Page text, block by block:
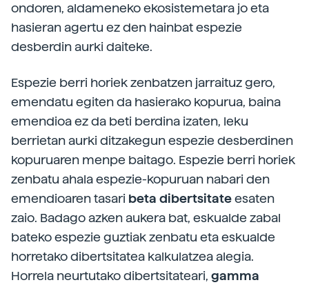
ondoren, aldameneko ekosistemetara jo eta
hasieran agertu ez den hainbat espezie
desberdin aurki daiteke.
Espezie berri horiek zenbatzen jarraituz gero,
emendatu egiten da hasierako kopurua, baina
emendioa ez da beti berdina izaten, leku
berrietan aurki ditzakegun espezie desberdinen
kopuruaren menpe baitago. Espezie berri horiek
zenbatu ahala espezie-kopuruan nabari den
emendioaren tasari beta dibertsitateesaten
zaio. Badago azken aukera bat, eskualde zabal
bateko espezie guztiak zenbatu eta eskualde
horretako dibertsitatea kalkulatzea alegia.
Horrela neurtutako dibertsitateari, gamma